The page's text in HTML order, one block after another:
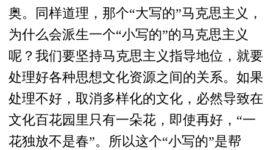
奥。同样道理，那个“大写的”马克思主义，
为什么会派生一个“小写的”的马克思主义
呢？我们要坚持马克思主义指导地位，就要
处理好各种思想文化资源之间的关系。如果
处理不好，取消多样化的文化，必然导致在
文化百花园里只有一朵花，即使再好，“一
花独放不是春”。所以这个“小写的”是帮